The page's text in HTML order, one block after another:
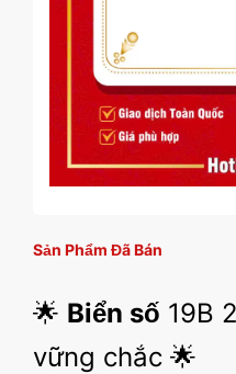
Sản Phẩm Đã Bán
🌟 Biển số 19B
vững chắc 🌟